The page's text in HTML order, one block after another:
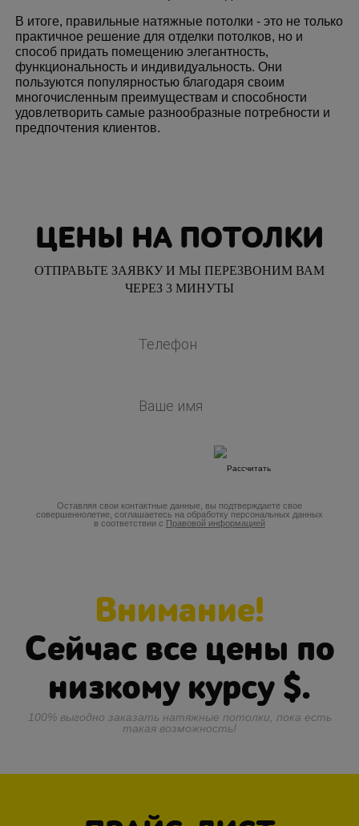
В итоге, правильные натяжные потолки - это не только
практичное решение для отделки потолков, но и
способ придать помещению элегантность,
функциональность и индивидуальность. Они
пользуются популярностью благодаря своим
многочисленным преимуществам и способности
удовлетворить самые разнообразные потребности и
предпочтения клиентов.
ЦЕНЫ НА ПОТОЛКИ
ОТПРАВЬТЕ ЗАЯВКУ И МЫ ПЕРЕЗВОНИМ ВАМ
ЧЕРЕЗ 3 МИНУТЫ
Оставляя свои контактные данные, вы подтверждаете свое
совершеннолетие, соглашаетесь на обработку персональных данных
в соответствии с Правовой информацией
Внимание!
Сейчас все цены по
низкому курсу $.
100% выгодно заказать натяжные потолки, пока есть
такая возможность!